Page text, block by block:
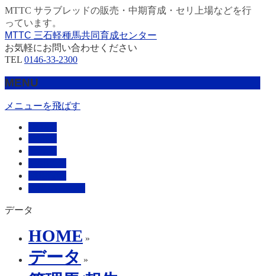
MTTC サラブレッドの販売・中期育成・セリ上場などを行
っています。
MTTC 三石軽種馬共同育成センター
お気軽にお問い合わせください
TEL 0146-33-2300
MENU
メニューを飛ばす
データ
HOME »
データ »